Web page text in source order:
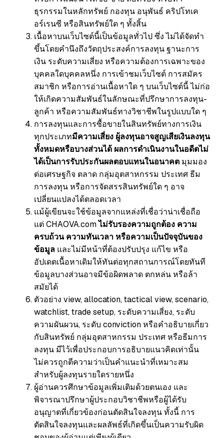
ธุรกรรมในหลักทรัพย์ กองทุน อนุพันธ์ คริปโทเค
อร์เรนซี หรือสินทรัพย์ใด ๆ ทั้งสิ้น
เนื้อหาบนเว็บไซต์นี้เป็นข้อมูลทั่วไป ซึ่ง ไม่ได้จัดทำ
ขึ้นโดยคำนึงถึงวัตถุประสงค์การลงทุน ฐานะการ
เงิน ระดับความเสี่ยง หรือความต้องการเฉพาะของ
บุคคลใดบุคคลหนึ่ง การเข้าชมเว็บไซต์ การสมัคร
สมาชิก หรือการอ่านเนื้อหาใด ๆ บนเว็บไซต์นี้ ไม่ก่อ
ให้เกิดความสัมพันธ์ในลักษณะที่ปรึกษาการลงทุน-
ลูกค้า หรือความสัมพันธ์ทางวิชาชีพในรูปแบบใด ๆ
การลงทุนและการซื้อขายในสินทรัพย์ทางการเงิน
ทุกประเภทมีความเสี่ยง ผู้ลงทุนอาจสูญเสียเงินลงทุน
ทั้งหมดหรือบางส่วนได้ ผลการดำเนินงานในอดีตไม่
ได้เป็นการรับประกันผลตอบแทนในอนาคต มุมมอง
ต่อเศรษฐกิจ ตลาด กลุ่มอุตสาหกรรม ประเทศ ธีม
การลงทุน หรือการจัดสรรสินทรัพย์ใด ๆ อาจ
เปลี่ยนแปลงได้ตลอดเวลา
แม้ผู้เขียนจะใช้ข้อมูลจากแหล่งที่เชื่อว่าน่าเชื่อถือ
แต่ CHAOVA.comไม่รับรองความถูกต้อง ความ
ครบถ้วน ความทันเวลา หรือความเป็นปัจจุบันของ
ข้อมูล และไม่มีหน้าที่ต้องปรับปรุง แก้ไข หรือ
อัปเดตเนื้อหาเดิมให้ทันต่อทุกสถานการณ์โดยทันที
ข้อมูลบางส่วนอาจมีข้อผิดพลาด ตกหล่น หรือล้า
สมัยได้
ตัวอย่าง view, allocation, tactical view, scenario,
watchlist, trade setup, ระดับความเสี่ยง, ระดับ
ความผันผวน, ระดับ conviction หรือคำอธิบายเกี่ยว
กับสินทรัพย์ กลุ่มอุตสาหกรรม ประเทศ หรือธีมการ
ลงทุน มีไว้เพื่อประกอบการอธิบายแนวคิดเท่านั้น
ไม่ควรถูกตีความว่าเป็นคำแนะนำที่เหมาะสม
สำหรับผู้ลงทุนรายใดรายหนึ่ง
ผู้อ่านควรศึกษาข้อมูลเพิ่มเติมด้วยตนเอง และ
พิจารณาปรึกษาผู้ประกอบวิชาชีพหรือผู้ได้รับ
อนุญาตที่เกี่ยวข้องก่อนตัดสินใจลงทุน ทั้งนี้ การ
ตัดสินใจลงทุนและผลลัพธ์ที่เกิดขึ้นเป็นความรับผิด